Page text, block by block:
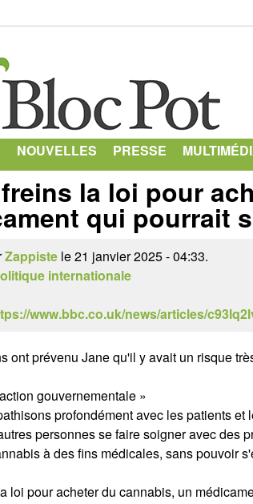
NOUVELLES PRESSE
la loi pour
qui pourrait
Zappiste le 21 janvier 2025 - 04:33.
internationale
www.bbc.co.uk/news/articles/
ont prévenu Jane qu'il y avait un risque
gouvernementale »
profondément avec les patients et
personnes se faire soigner avec des
à des fins médicales, sans pouvoir
loi pour acheter du cannabis, un